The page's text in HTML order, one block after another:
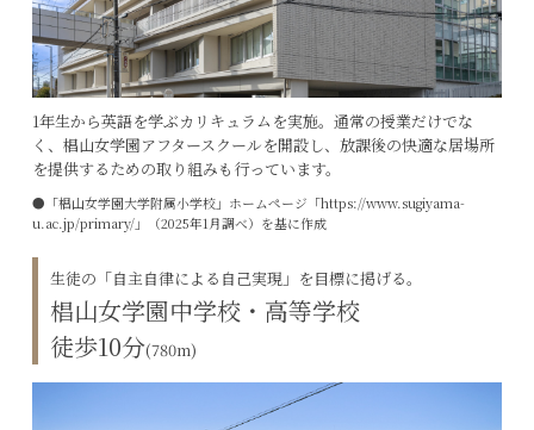
1年生から英語を学ぶカリキュラムを実施。通常の授業だけでな
く、椙山女学園アフタースクールを開設し、放課後の快適な居場所
を提供するための取り組みも行っています。
●「椙山女学園大学附属小学校」ホームページ「https://www.sugiyama-
u.ac.jp/primary/」（2025年1月調べ）を基に作成
生徒の「自主自律による自己実現」を目標に掲げる。
椙山女学園中学校・高等学校
徒歩10分(780m)